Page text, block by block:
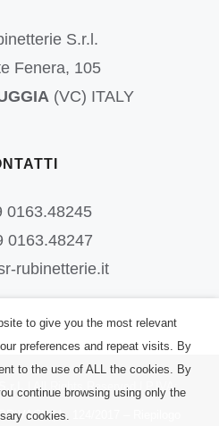
S.r.l.
Fenera, 105
(VC) ITALY
0163.48245
0163.48247
rubinetterie.it
| All Rights Reserved | P.IVA:
|L. 124/2017 – Riepilogo
to give you the most relevant
preferences and repeat visits. By
to the use of ALL the cookies. By
continue browsing using only the
cookies.